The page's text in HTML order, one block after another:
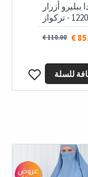
ببليرو أزرار
110.00 €
للسلة